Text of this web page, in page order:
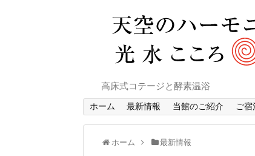
高床式コテージと酵素温浴
ホーム 最新情報 当館のご紹介 ご宿
ホーム 最新情報